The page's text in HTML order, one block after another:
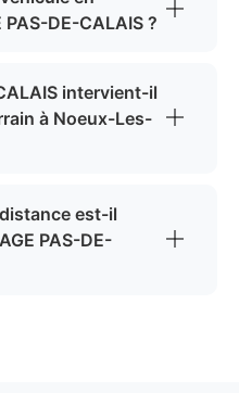
DE-CALAIS ?
intervient-il
à Noeux-Les-
est-il
PAS-DE-